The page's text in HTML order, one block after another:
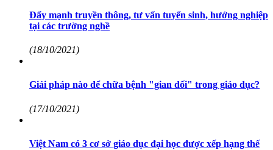
Đẩy mạnh truyền thông, tư vấn tuyển sinh, hướng nghiệp
tại các trường nghề
(18/10/2021)
Giải pháp nào để chữa bệnh "gian dối" trong giáo dục?
(17/10/2021)
Việt Nam có 3 cơ sở giáo dục đại học được xếp hạng thế